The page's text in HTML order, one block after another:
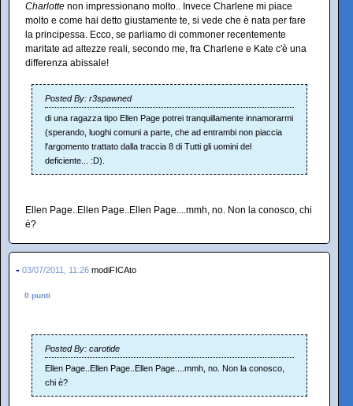
Charlotte non impressionano molto.. Invece Charlene mi piace
molto e come hai detto giustamente te, si vede che è nata per fare
la principessa. Ecco, se parliamo di commoner recentemente
maritate ad altezze reali, secondo me, fra Charlene e Kate c'è una
differenza abissale!
Posted By: r3spawned
di una ragazza tipo Ellen Page potrei tranquillamente innamorarmi
(sperando, luoghi comuni a parte, che ad entrambi non piaccia
l'argomento trattato dalla traccia 8 di Tutti gli uomini del
deficiente... :D).
Ellen Page..Ellen Page..Ellen Page....mmh, no. Non la conosco, chi
è?
- 03/07/2011, 11:26 modiFICAto
0 punti
Posted By: carotide
Ellen Page..Ellen Page..Ellen Page....mmh, no. Non la conosco,
chi è?